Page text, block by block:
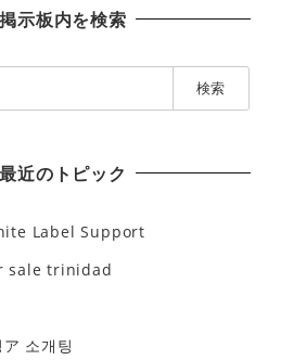
掲示板内を検索
最近のトピック
Label Support
sale trinidad
소개팅